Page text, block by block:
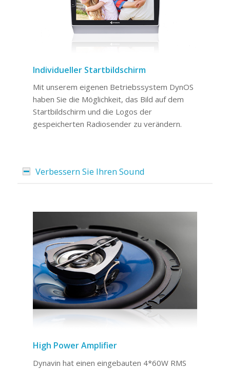
Individueller Startbildschirm
Mit unserem eigenen Betriebssystem DynOS
haben Sie die Möglichkeit, das Bild auf dem
Startbildschirm und die Logos der
gespeicherten Radiosender zu verändern.
Verbessern Sie Ihren Sound
High Power Amplifier
Dynavin hat einen eingebauten 4*60W RMS